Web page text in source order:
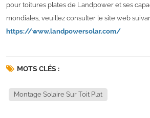
pour toitures plates de Landpower et ses
mondiales, veuillez consulter le site web
https://www.landpowersolar.com/
MOTS CLÉS :
Montage Solaire Sur Toit Plat